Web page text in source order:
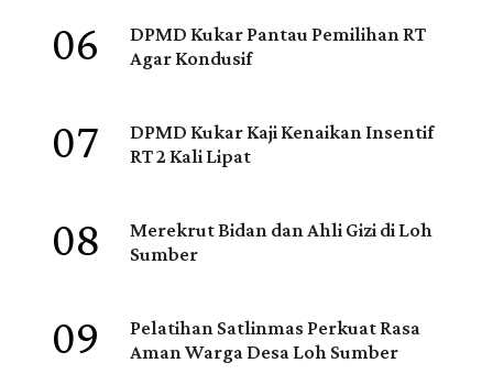
06 DPMD Kukar Pantau Pemilihan RT
Agar Kondusif
07 DPMD Kukar Kaji Kenaikan Insentif
RT 2 Kali Lipat
08 Merekrut Bidan dan Ahli Gizi di Loh
Sumber
09 Pelatihan Satlinmas Perkuat Rasa
Aman Warga Desa Loh Sumber